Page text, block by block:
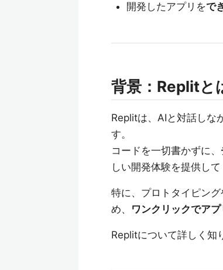
開発したアプリをで
背景：Replitと
Replitは、AIと対話しな
す。
コードを一切書かずに、
しい開発体験を提供して
特に、プロトタイピン
め、 ワンクリックでア
Replitについて詳しく知